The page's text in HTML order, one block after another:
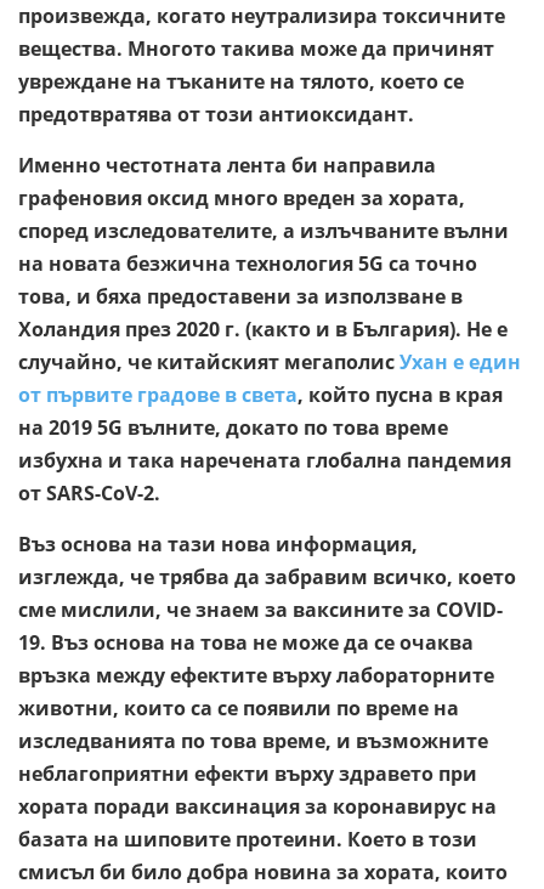
произвежда, когато неутрализира токсичните
вещества. Многото такива може да причинят
увреждане на тъканите на тялото, което се
предотвратява от този антиоксидант.
Именно честотната лента би направила
графеновия оксид много вреден за хората,
според изследователите, а излъчваните вълни
на новата безжична технология 5G са точно
това, и бяха предоставени за използване в
Холандия през 2020 г. (както и в България). Не е
случайно, че китайският мегаполисУхан е един
от първите градове в света, който пусна в края
на 2019 5G вълните, докато по това време
избухна и така наречената глобална пандемия
от SARS-CoV-2.
Въз основа на тази нова информация,
изглежда, че трябва да забравим всичко, което
сме мислили, че знаем за ваксините за COVID-
19. Въз основа на това не може да се очаква
връзка между ефектите върху лабораторните
животни, които са се появили по време на
изследванията по това време, и възможните
неблагоприятни ефекти върху здравето при
хората поради ваксинация за коронавирус на
базата на шиповите протеини. Което в този
смисъл би било добра новина за хората, които